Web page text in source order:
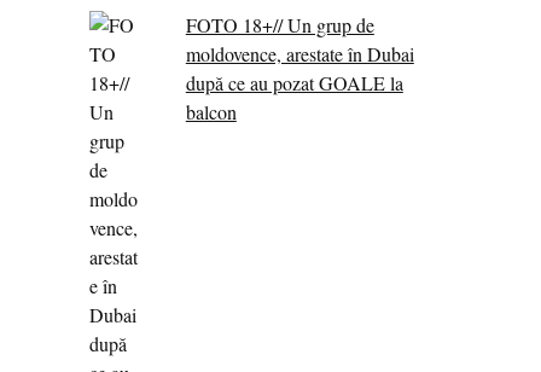
FOTO 18+// Un grup de
moldovence, arestate în Dubai
după ce au pozat GOALE la
balcon